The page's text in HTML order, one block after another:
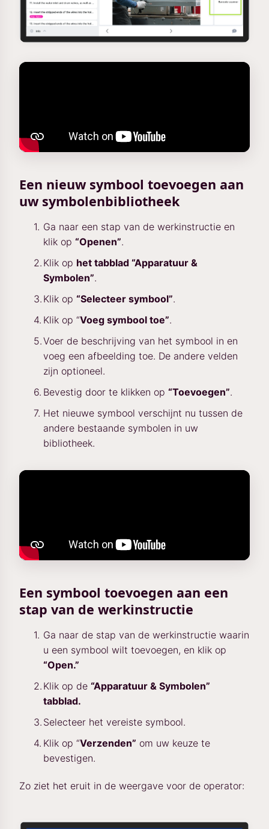
Een nieuw symbool toevoegen aan
uw symbolenbibliotheek
Ga naar een stap van de werkinstructie en
klik op “Openen”.
Klik op het tabblad “Apparatuur &
Symbolen”.
Klik op “Selecteer symbool”.
Klik op “Voeg symbool toe”.
Voer de beschrijving van het symbool in en
voeg een afbeelding toe. De andere velden
zijn optioneel.
Bevestig door te klikken op “Toevoegen”.
Het nieuwe symbool verschijnt nu tussen de
andere bestaande symbolen in uw
bibliotheek.
Een symbool toevoegen aan een
stap van de werkinstructie
Ga naar de stap van de werkinstructie waarin
u een symbool wilt toevoegen, en klik op
“Open.”
Klik op de “Apparatuur & Symbolen”
tabblad.
Selecteer het vereiste symbool.
Klik op “Verzenden” om uw keuze te
bevestigen.
Zo ziet het eruit in de weergave voor de operator: